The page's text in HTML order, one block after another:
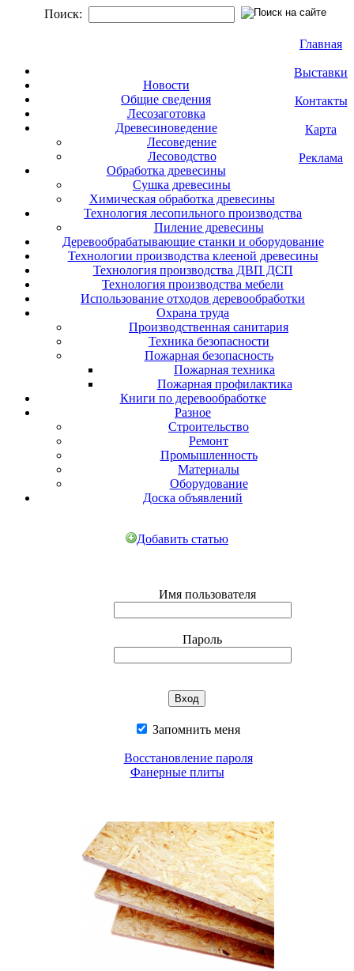
Поиск:
Главная
Выставки
Контакты
Карта
Реклама
Новости
Общие сведения
Лесозаготовка
Древесиноведение
Лесоведение
Лесоводство
Обработка древесины
Сушка древесины
Химическая обработка древесины
Технология лесопильного производства
Пиление древесины
Деревообрабатывающие станки и оборудование
Технологии производства клееной древесины
Технология производства ДВП ДСП
Технология производства мебели
Использование отходов деревообработки
Охрана труда
Производственная санитария
Техника безопасности
Пожарная безопасность
Пожарная техника
Пожарная профилактика
Книги по деревообработке
Разное
Строительство
Ремонт
Промышленность
Материалы
Оборудование
Доска объявлений
Добавить статью
Имя пользователя
Пароль
Запомнить меня
Восстановление пароля
Фанерные плиты